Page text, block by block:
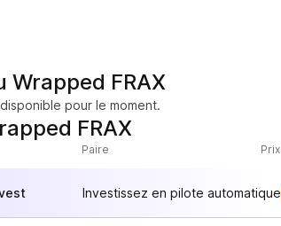
Wrapped FRAX
pour le moment.
FRAX
Paire Prix
Investissez en pilote automatique